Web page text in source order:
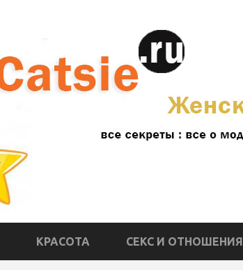
КРАСОТА СЕКС И ОТНОШЕНИЯ